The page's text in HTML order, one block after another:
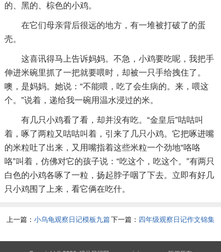
的、黑的、棕色的小鸡。
在它们母亲背后很远的地方，有一堆被打破了的蛋
壳。
这喜讯得马上告诉妈妈。不急，小鸡要吃呢，我把手
伸进米碗里抓了一把就要喂时，却被一只手给拽住了。
噢，是妈妈。她说：“不能喂，吃了会生病的。来，喂这
个。”说着，递给我一碗用温水浸过的米。
有几只小鸡看了看，却并没有吃。“金皇后”咕咕叫
着，啄了两粒又咕咕叫着，引来了几只小鸡。它把啄进嘴
的米粒吐了出来，又用嘴指着这些米粒一个劲地“咯咯
咯”叫着，仿佛对它的孩子说：“吃这个，吃这个。”有两只
白色的小鸡各啄了一粒，扬起脖子咽了下去。立即有好几
只小鸡围了上来，看它俩在吃什。
上一篇：小乌龟观察日记模板九篇下一篇： 四年级观察日记作文锦集